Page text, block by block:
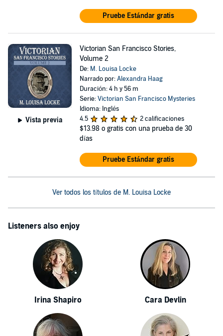
Pruebe Estándar gratis
Vista previa
Victorian San Francisco Stories,
Volume 2
De: M. Louisa Locke
Narrado por:Alexandra Haag
Duración: 4 h y 56 m
Serie:Victorian San Francisco Mysteries
Idioma: Inglés
4.5
2 calificaciones
$13.98 o gratis con una prueba de 30
días
Pruebe Estándar gratis
Ver todos los títulos de M. Louisa Locke
Listeners also enjoy
Irina Shapiro Cara Devlin